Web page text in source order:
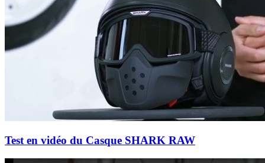
Test en vidéo du Casque SHARK RAW